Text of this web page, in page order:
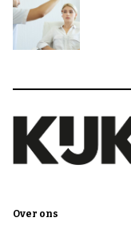
Over ons